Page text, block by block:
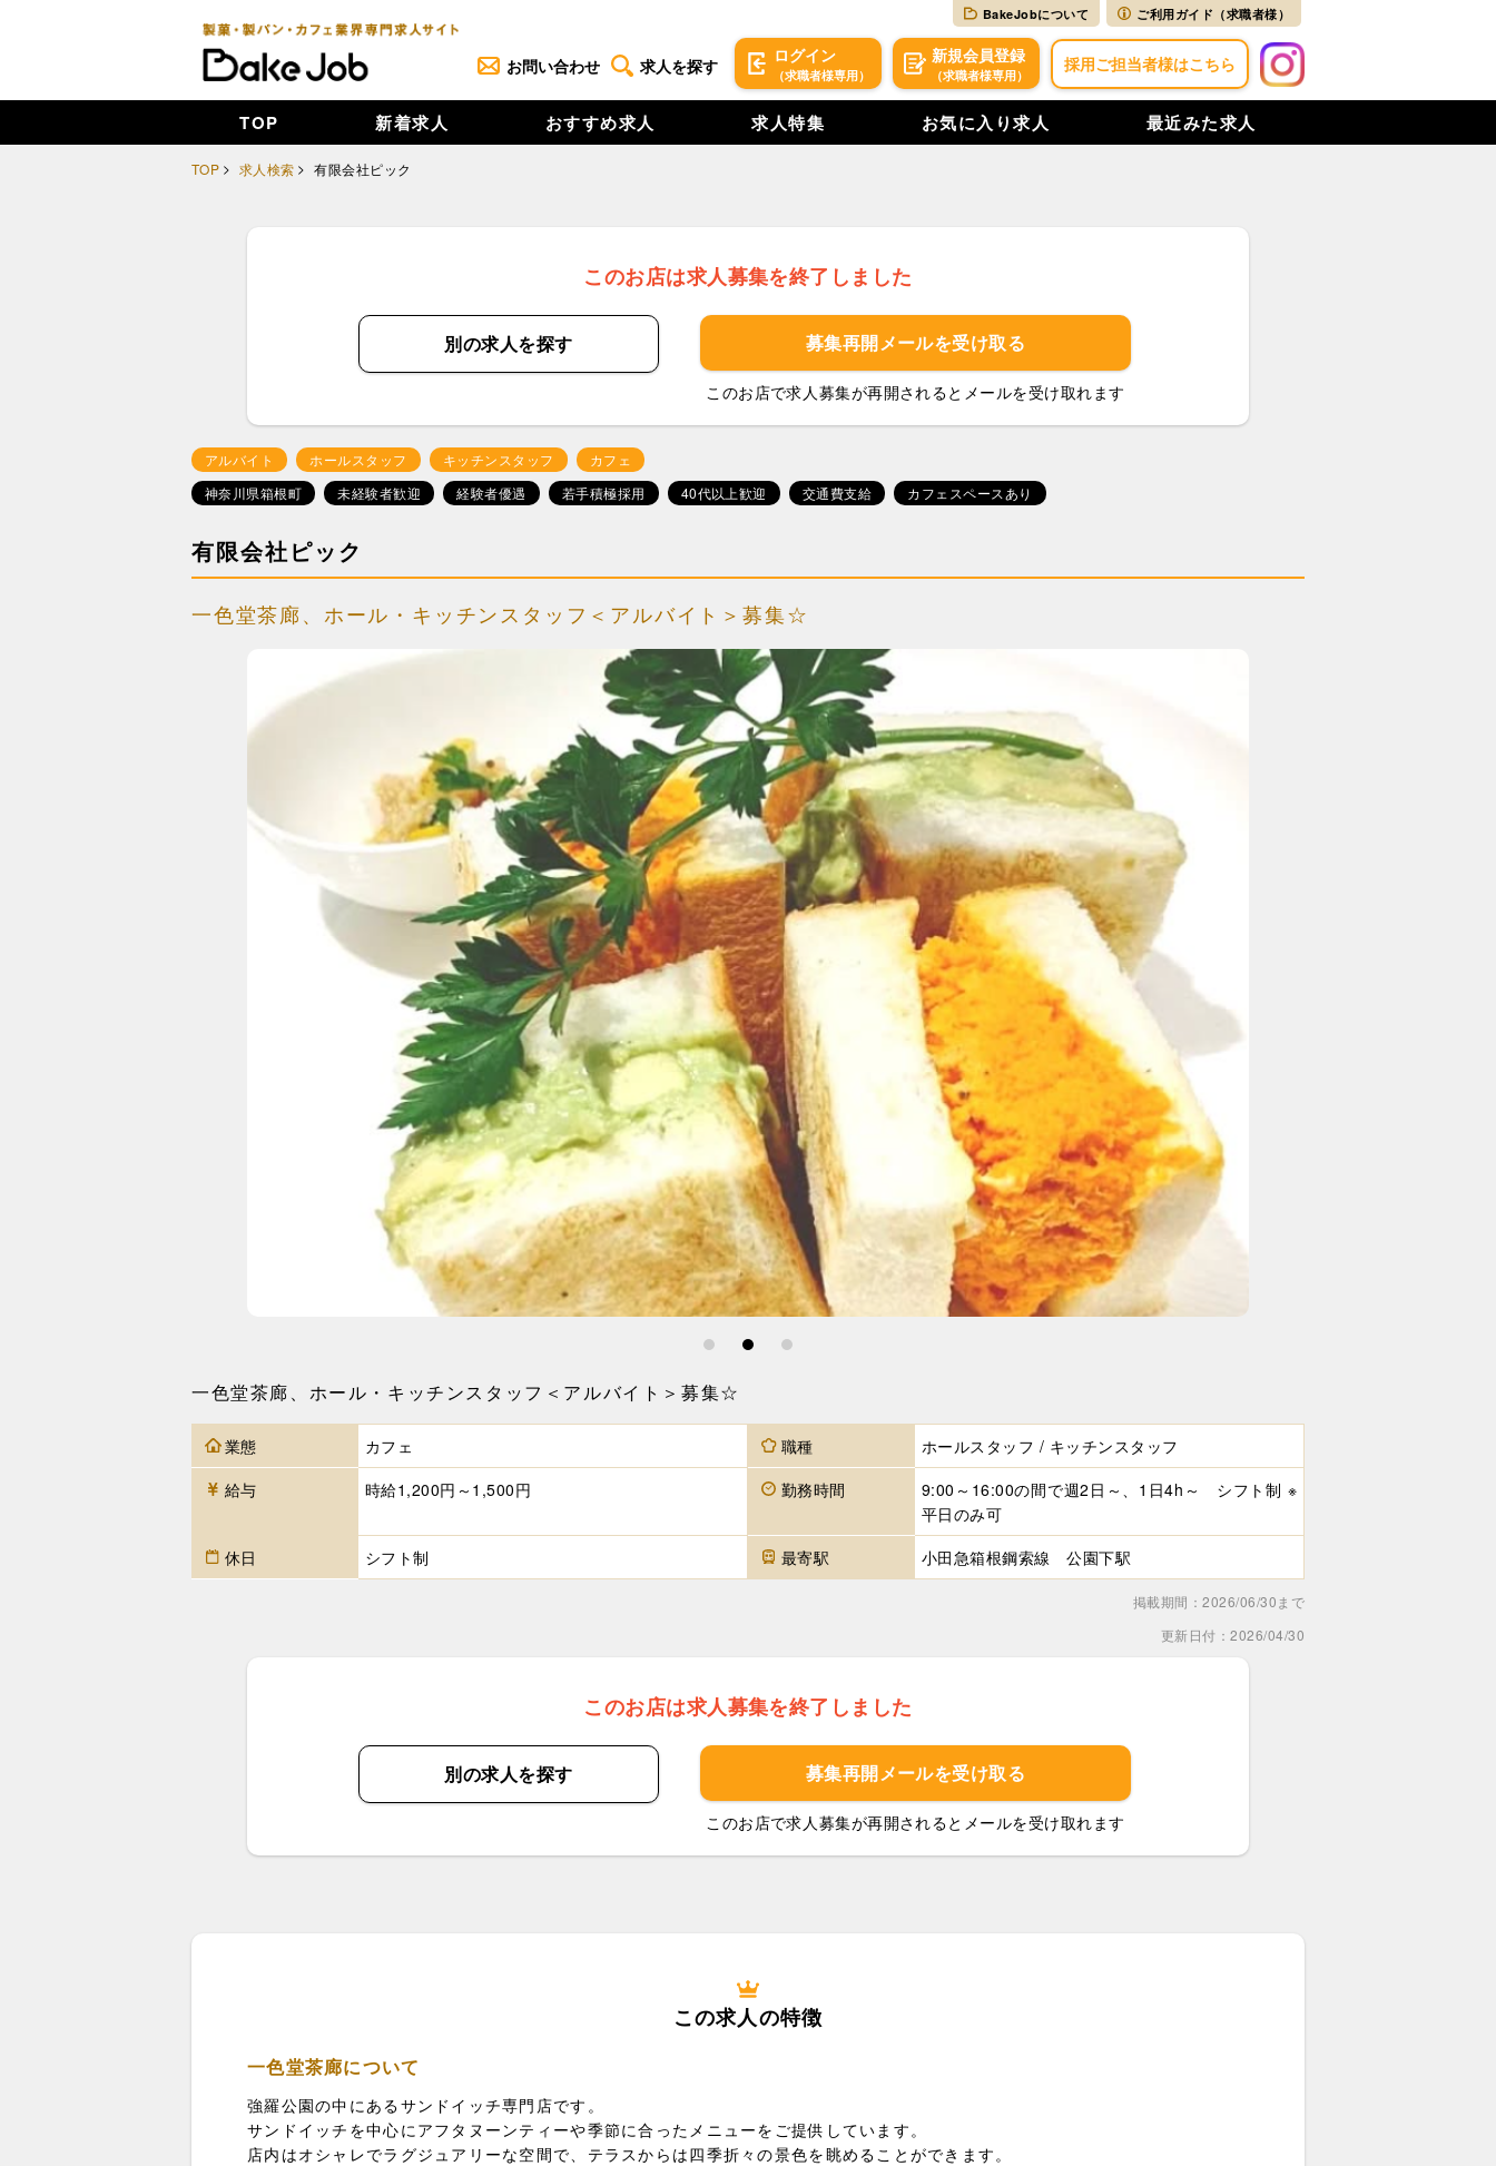
BakeJobについて ご利用ガイド（求職者様）
お問い合わせ 求人を探す ログイン
（求職者様専用）
新規会員登録
（求職者様専用）
採用ご担当者様はこちら
TOP 新着求人 おすすめ求人 求人特集 お気に入り求人 最近みた求人
TOP 求人検索 有限会社ピック
このお店は求人募集を終了しました
別の求人を探す 募集再開メールを受け取る
このお店で求人募集が再開されるとメールを受け取れます
アルバイト ホールスタッフ キッチンスタッフ
カフェ
神奈川県箱根町
未経験者歓迎 経験者優遇 若手積極採用 40代以上歓迎 交通費支給 カフェスペースあり
有限会社ピック
一色堂茶廊、ホール・キッチンスタッフ＜アルバイト＞募集☆
1 2
3
一色堂茶廊、ホール・キッチンスタッフ＜アルバイト＞募集☆
業態 カフェ 職種
ホールスタッフ / キッチンスタッフ
給与
時給1,200円～1,500円 勤務時間
9:00～16:00の間で週2日～、1日4h～ シフト制 ※
平日のみ可
休日
シフト制 最寄駅 小田急箱根鋼索線 公園下駅
掲載期間：2026/06/30まで
更新日付：2026/04/30
このお店は求人募集を終了しました
別の求人を探す 募集再開メールを受け取る
このお店で求人募集が再開されるとメールを受け取れます
この求人の特徴
一色堂茶廊について
強羅公園の中にあるサンドイッチ専門店です。
サンドイッチを中心にアフタヌーンティーや季節に合ったメニューをご提供しています。
店内はオシャレでラグジュアリーな空間で、テラスからは四季折々の景色を眺めることができます。